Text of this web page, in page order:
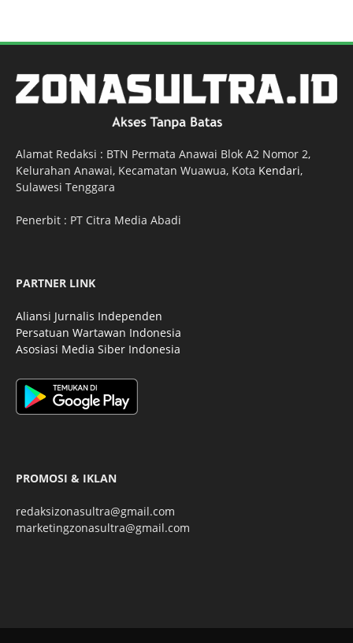
Alamat Redaksi : BTN Permata Anawai Blok A2 Nomor 2,
Kelurahan Anawai, Kecamatan Wuawua, Kota Kendari,
Sulawesi Tenggara
Penerbit : PT Citra Media Abadi
PARTNER LINK
Aliansi Jurnalis Independen
Persatuan Wartawan Indonesia
Asosiasi Media Siber Indonesia
PROMOSI & IKLAN
redaksizonasultra@gmail.com
marketingzonasultra@gmail.com